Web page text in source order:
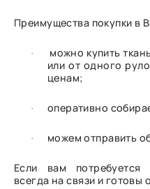
Преимущества покупки в
·
можно купить
или от одного
ценам;
· оперативно
· можем отправить
Если вам
всегда на связи и готовы